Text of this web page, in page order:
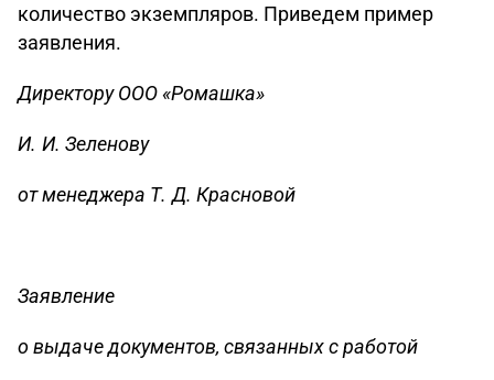
количество экземпляров. Приведем пример
заявления.
Директору ООО «Ромашка»
И. И. Зеленову
от менеджера Т. Д. Красновой
Заявление
о выдаче документов, связанных с работой